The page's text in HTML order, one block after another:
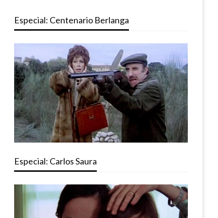
Especial: Centenario Berlanga
Especial: Carlos Saura